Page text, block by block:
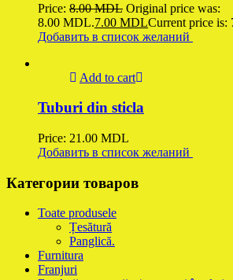
Price: 8.00MDL Original price was:
8.00 MDL.7.00 MDLCurrent price
Добавить в список желаний
Add to cart
Tuburi din sticla
Price: 21.00 MDL
Добавить в список желаний
Категории товаров
Toate produsele
Țesătură
Panglică.
Furnitura
Franjuri